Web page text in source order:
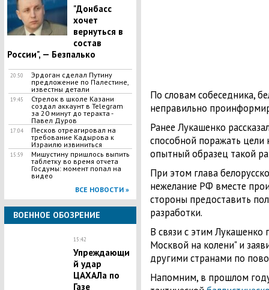
"Донбасс
хочет
вернуться в
состав
России", — Безпалько
20:50
Эрдоган сделал Путину
предложение по Палестине,
известны детали
19:45
​Стрелок в школе Казани
создал аккаунт в Telegram
за 20 минут до теракта -
Павел Дуров
17:04
Песков отреагировал на
требование Кадырова к
Израилю извиниться
15:59
Мишустину пришлось выпить
таблетку во время отчета
Госдумы: момент попал на
видео
ВСЕ НОВОСТИ »
ВОЕННОЕ ОБОЗРЕНИЕ
15:42
Упреждающи
й удар
ЦАХАЛа по
Газе
По словам собеседника,
неправильно
Ранее Лукашенко
способной поражать
опытный образец такой
При этом глава
нежелание РФ вместе
стороны предоставить
разработки.
В связи с этим Лукашенко
Москвой на колени" и
другими странами по
Напомним, в прошлом